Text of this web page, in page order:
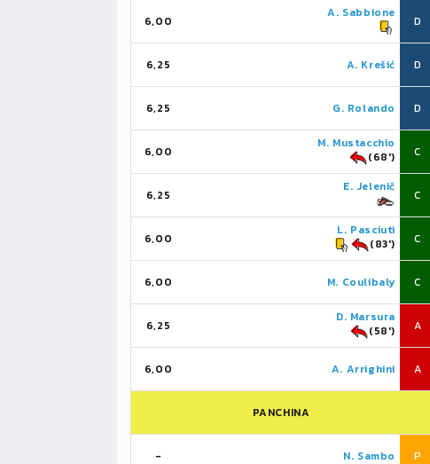
6,00
A. Sabbione
D
6,25 A. Krešić D
6,25 G. Rolando D
6,00
M. Mustacchio
(68')
C
6,25
E. Jelenič
C
6,00
L. Pasciuti
(83')
C
6,00 M. Coulibaly C
6,25
D. Marsura
(58')
A
6,00 A. Arrighini A
PANCHINA
- N. Sambo P